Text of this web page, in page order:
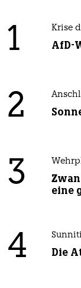
1 Krise
AfD-
2
3
eine
4 Die